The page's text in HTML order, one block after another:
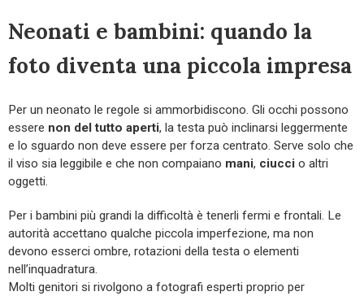
Neonati e bambini: quando la
foto diventa una piccola impresa
Per un neonato le regole si ammorbidiscono. Gli occhi possono
essere non del tutto aperti, la testa può inclinarsi leggermente
e lo sguardo non deve essere per forza centrato. Serve solo che
il viso sia leggibile e che non compaiano mani, ciucci o altri
oggetti.
Per i bambini più grandi la difficoltà è tenerli fermi e frontali. Le
autorità accettano qualche piccola imperfezione, ma non
devono esserci ombre, rotazioni della testa o elementi
nell’inquadratura.
Molti genitori si rivolgono a fotografi esperti proprio per